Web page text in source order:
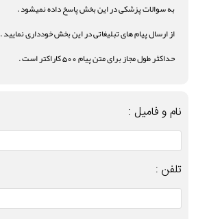
به سوالات پزشکی در این بخش پاسخ داده نمیشود .
از ارسال پیام های تبلیغاتی در این بخش خودداری نمایید .
حداکثر طول مجاز برای متن پیام 500 کاراکتر است .
نام و فامیل :
تلفن :